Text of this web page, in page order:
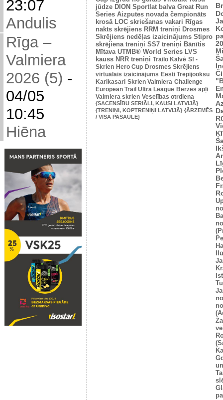
23:07
Andulis
Rīga –
Valmiera
2026 (5) -
04/05
10:45
Hiēna
jūdze DION Sportlat balva Great Run
Series Aizputes novada čempionāts
krosā LOC skriešanas vakari Rīgas
nakts skrējiens RRM treniņi Drosmes
Skrējiens nedēļas izaicinājums Stipro
skrējiena treniņi SS7 treniņi Bānītis
Mītava UTMB® World Series LVS
kauss NRR treniņi Trailo Kalvė S! -
Skrien Hero Cup Drosmes Skrējiens
virtuālais izaicinājums Eesti Trepijooksu
Karikasari Skrien Valmiera Challenge
European Trail Ultra League Bērzes apļi
Valmiera skrien Veselības otrdiena
{SACENSĪBU SERIĀLI, KAUSI LATVIJĀ}
{TRENIŅI, KOPTRENIŅI LATVIJĀ} {ĀRZEMĒS
/ VISĀ PASAULĒ}